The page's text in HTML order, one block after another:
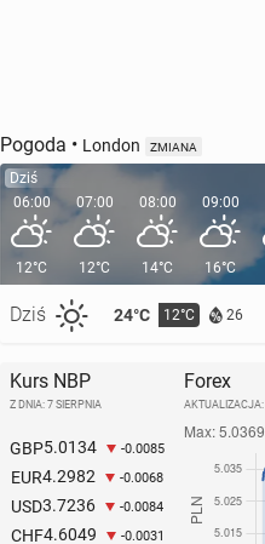
Pogoda • London ZMIANA
Dziś
06:00
12°C
Dziś 24°C 12°C 26
07:00
12°C
08:00
14°C
09:00
16°C
Kurs NBP
Z DNIA: 7 SIERPNIA
GBP5.0134 -0.0085
EUR4.2982 -0.0068
USD3.7236 -0.0084
CHF4.6049 -0.0031
Forex
AKTUALIZACJA: